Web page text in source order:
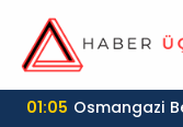
01:05